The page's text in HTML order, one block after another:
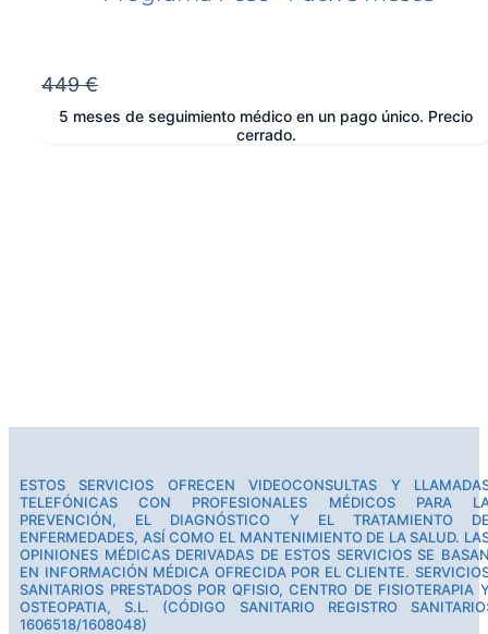
449 €
5 meses de seguimiento médico en un pago único. Precio
cerrado.
ESTOS SERVICIOS OFRECEN VIDEOCONSULTAS Y
TELEFÓNICAS CON PROFESIONALES MÉDICOS PARA
PREVENCIÓN, EL DIAGNÓSTICO Y EL TRATAMIENTO
ENFERMEDADES, ASÍ COMO EL MANTENIMIENTO DE LA SALUD.
OPINIONES MÉDICAS DERIVADAS DE ESTOS SERVICIOS SE
EN INFORMACIÓN MÉDICA OFRECIDA POR EL CLIENTE.
SANITARIOS PRESTADOS POR QFISIO, CENTRO DE FISIOTERAPIA
OSTEOPATIA, S.L. (CÓDIGO SANITARIO REGISTRO
1606518/1608048)